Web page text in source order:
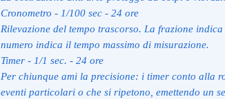
Cronometro - 1/100 sec - 24 ore
Rilevazione del tempo trascorso. La frazione
numero indica il tempo massimo di misurazione.
Timer - 1/1 sec. - 24 ore
Per chiunque ami la precisione: i timer conto alla
eventi particolari o che si ripetono, emettendo un